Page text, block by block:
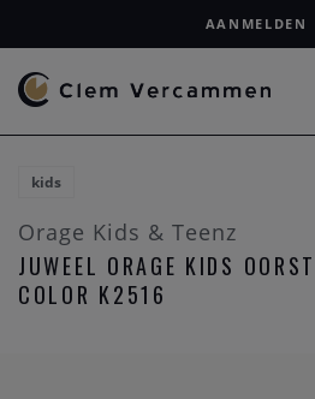
AANMELDEN
kids
Orage Kids & Teenz
JUWEEL ORAGE KIDS
COLOR K2516